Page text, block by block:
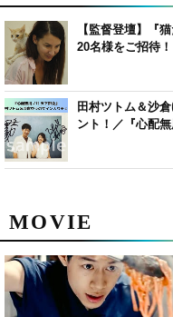
MOVIE
【監督登壇】『
20名様をご招待！
田村ツトム＆沙
ント！／『心配無